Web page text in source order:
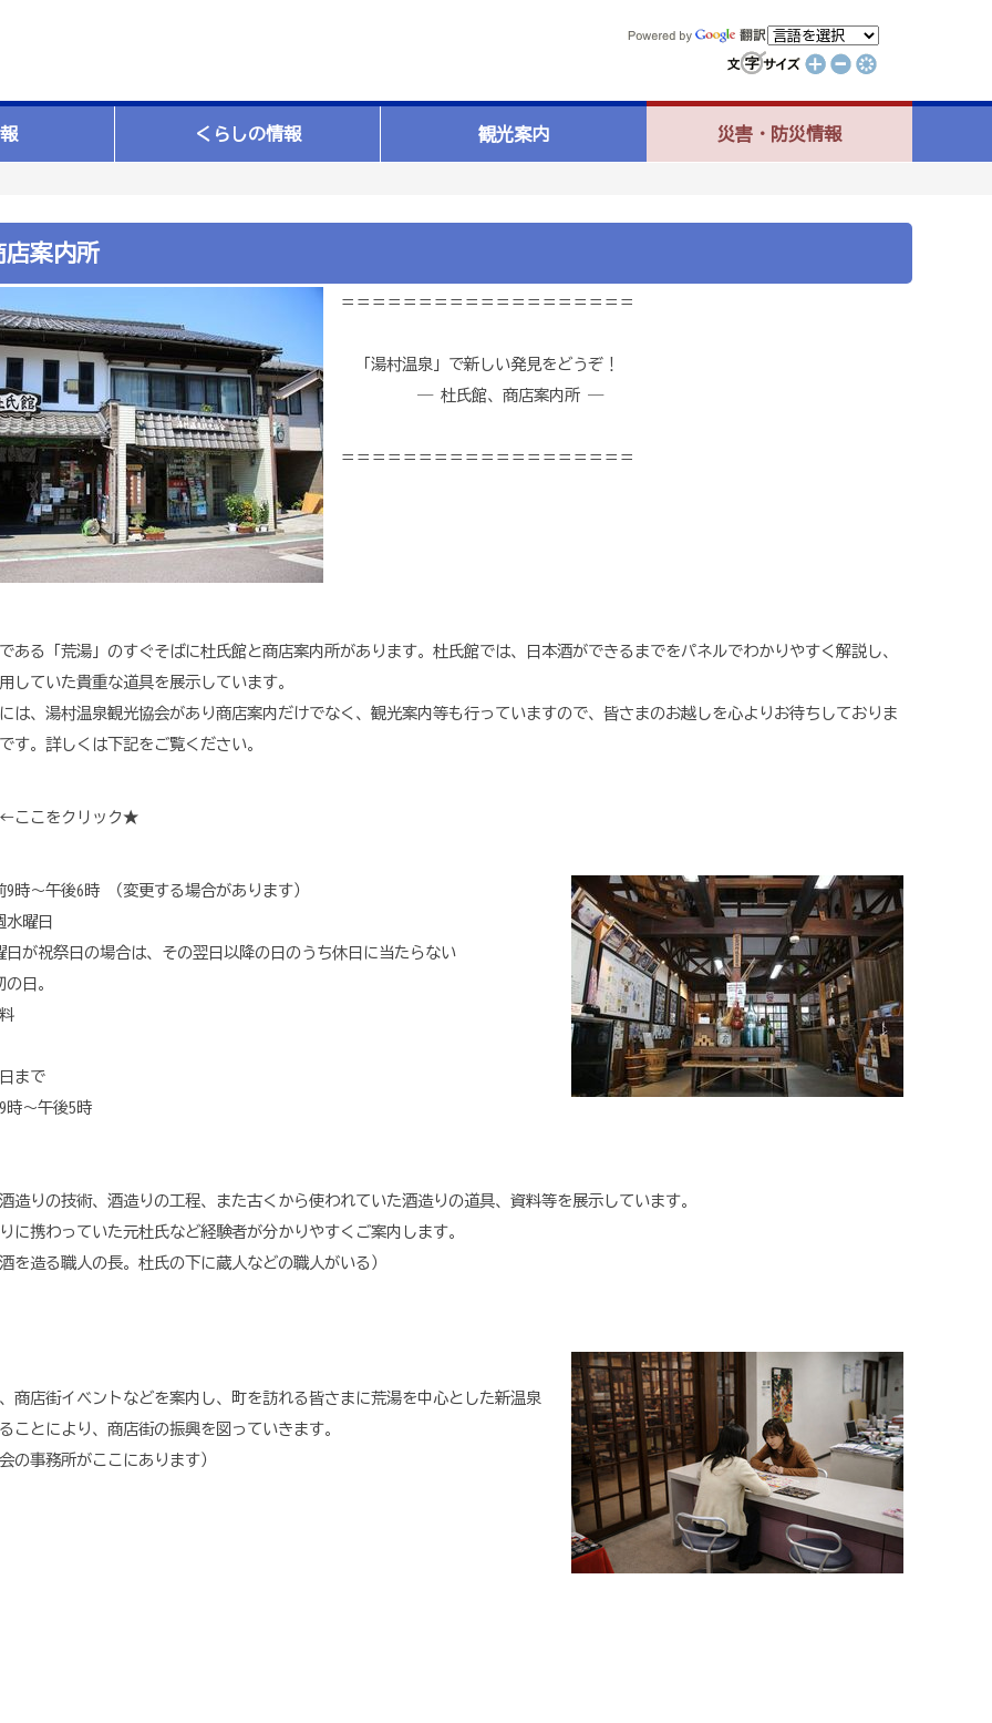
くらしの情報 観光案内 災害・防災情報
店案内所
＝＝＝＝＝＝＝＝＝＝＝＝＝＝＝＝＝＝＝
「湯村温泉」で新しい発見をどうぞ！
― 杜氏館、商店案内所 ―
＝＝＝＝＝＝＝＝＝＝＝＝＝＝＝＝＝＝＝
る「荒湯」のすぐそばに杜氏館と商店案内所があります。杜氏館では、日本酒ができるまでをパネルでわかりやすく解説し、
していた貴重な道具を展示しています。
、湯村温泉観光協会があり商店案内だけでなく、観光案内等も行っていますので、皆さまのお越しを心よりお待ちしておりま
す。詳しくは下記をご覧ください。
こをクリック★
～午後6時 （変更する場合があります）
曜日
の場合は、その翌日以降の日のうち休日に当たらない
。
まで
～午後5時
りの技術、酒造りの工程、また古くから使われていた酒造りの道具、資料等を展示しています。
携わっていた元杜氏など経験者が分かりやすくご案内します。
造る職人の長。杜氏の下に蔵人などの職人がいる）
店街イベントなどを案内し、町を訪れる皆さまに荒湯を中心とした新温泉
ことにより、商店街の振興を図っていきます。
の事務所がここにあります）